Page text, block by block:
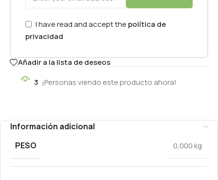
I have read and accept the política de
privacidad
Añadir a la lista de deseos
3 ¡Personas viendo este producto ahora!
Información adicional
PESO
0,000 kg